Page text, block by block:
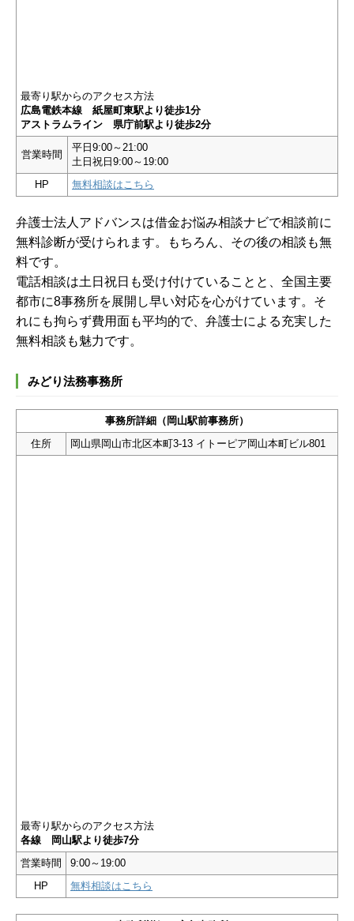
最寄り駅からのアクセス方法
広島電鉄本線 紙屋町東駅より徒歩1分
アストラムライン 県庁前駅より徒歩2分
営業時間
平日9:00～21:00
土日祝日9:00～19:00
HP
無料相談はこちら
弁護士法人アドバンスは借金お悩み相談ナビで相談前に
無料診断が受けられます。もちろん、その後の相談も無
料です。
電話相談は土日祝日も受け付けていることと、全国主要
都市に8事務所を展開し早い対応を心がけています。そ
れにも拘らず費用面も平均的で、弁護士による充実した
無料相談も魅力です。
みどり法務事務所
事務所詳細（岡山駅前事務所）
住所
岡山県岡山市北区本町3-13 イトーピア岡山本町ビル801
最寄り駅からのアクセス方法
各線 岡山駅より徒歩7分
営業時間
9:00～19:00
HP
無料相談はこちら